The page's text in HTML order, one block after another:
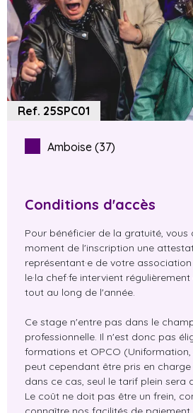
Ref. 25SPC01
Amboise (37)
Conditions d'accès
Pour bénéficier de la gratuité, vous
moment de l'inscription une
représentant·e de votre
le·la chef·fe intervient
tout au long de l'année.
Ce stage n'entre pas dans le
professionnelle. Il n'est donc pas
formations et OPCO (Uniformation,
peut cependant être pris en
dans ce cas, seul le tarif plein sera
Le coût ne doit pas être un frein,